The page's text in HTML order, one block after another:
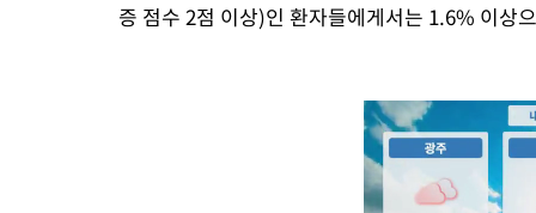
증 점수 2점 이상)인 환자들에게서는 1.6% 이상